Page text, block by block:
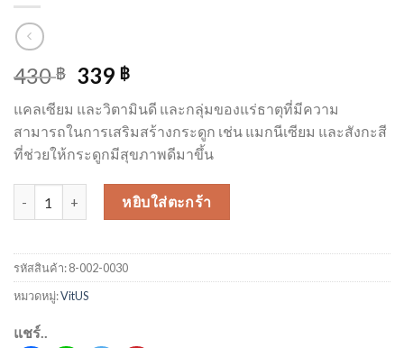
430฿ Original
price
was:
430 ฿.
339 ฿Current
price
is:
339 ฿.
แคลเซียม และวิตามินดี และกลุ่มของแร่ธาตุที่มีความ
สามารถในการเสริมสร้างกระดูก เช่น แมกนีเซียม และสังกะสี
ที่ช่วยให้กระดูกมีสุขภาพดีมาขึ้น
จำนวน VitUS CAL-Mag-D ZINC plus 30's วิททัส แคล-แมก-ดี ซิงค์ พ
หยิบใส่ตะกร้า
รหัสสินค้า:8-002-0030
หมวดหมู่:VitUS
แชร์..